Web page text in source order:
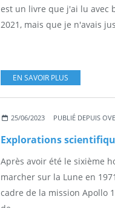
est un livre que j'ai lu avec
2021, mais que je n'avais
EN SAVOIR PLUS
25/06/2023 PUBLIÉ DEPUIS
Après avoir été le sixième
marcher sur la Lune en
cadre de la mission Apollo